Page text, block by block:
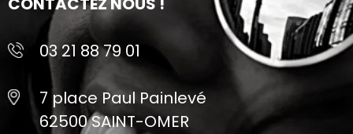
03 21 88 79 01
7 place Paul Painlevé
62500 SAINT-OMER